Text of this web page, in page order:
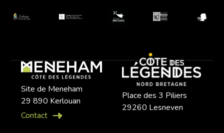
Site de Meneham
29 890 Kerlouan
Contact
Place des 3 Piliers
29260 Lesneven